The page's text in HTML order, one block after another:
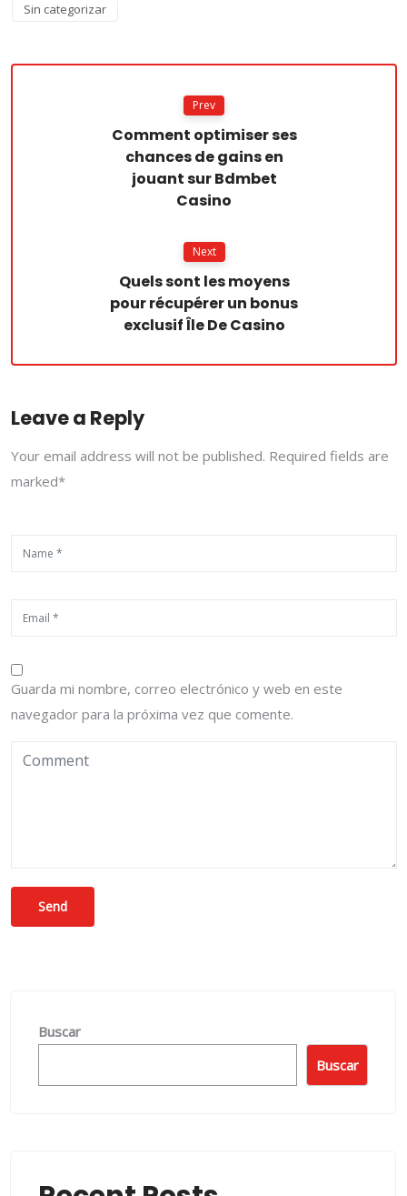
Sin categorizar
Prev
Comment optimiser ses
chances de gains en
jouant sur Bdmbet
Casino
Next
Quels sont les moyens
pour récupérer un bonus
exclusif Île De Casino
Leave a Reply
Your email address will not be published. Required fields are
marked*
Guarda mi nombre, correo electrónico y web en este
navegador para la próxima vez que comente.
Buscar
Buscar